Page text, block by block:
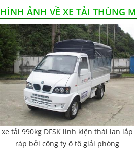
HÌNH ẢNH VỀ XE TẢI THÙNG
xe tải 990kg DFSK linh kiện thái lan lắp
ráp bởi công ty ô tô giải phóng